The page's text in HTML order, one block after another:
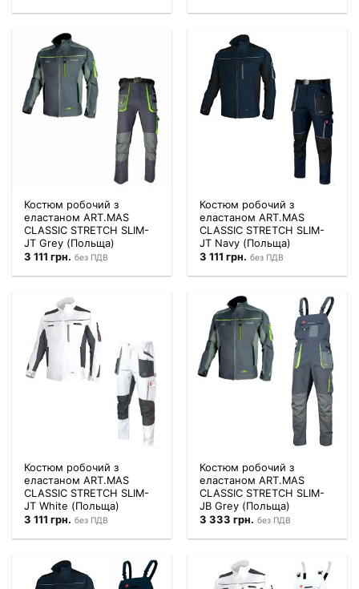
Костюм робочий з
еластаном ART.MAS
CLASSIC STRETCH SLIM-
JT Grey (Польща)
3 111грн. без ПДВ
Костюм робочий з
еластаном ART.MAS
CLASSIC STRETCH SLIM-
JT Navy (Польща)
3 111грн. без ПДВ
Костюм робочий з
еластаном ART.MAS
CLASSIC STRETCH SLIM-
JT White (Польща)
3 111грн. без ПДВ
Костюм робочий з
еластаном ART.MAS
CLASSIC STRETCH SLIM-
JB Grey (Польща)
3 333грн. без ПДВ